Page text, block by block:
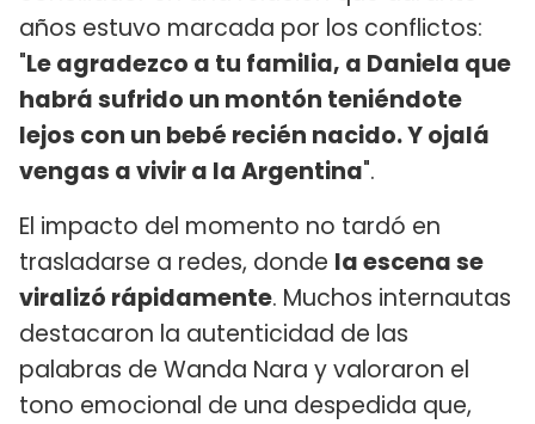
años estuvo marcada por los conflictos:
"Le agradezco a tu familia, a Daniela que
habrá sufrido un montón teniéndote
lejos con un bebé recién nacido. Y ojalá
vengas a vivir a la Argentina".
El impacto del momento no tardó en
trasladarse a redes, donde la escena se
viralizó rápidamente. Muchos internautas
destacaron la autenticidad de las
palabras de Wanda Nara y valoraron el
tono emocional de una despedida que,